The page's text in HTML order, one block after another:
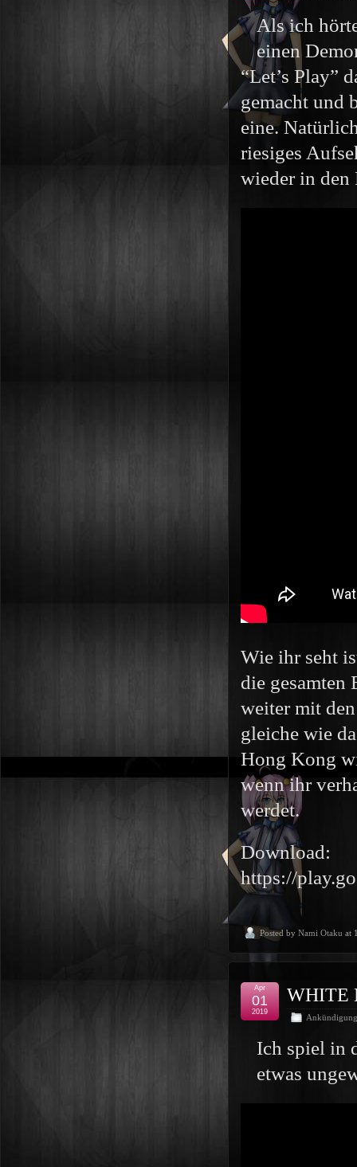
Als ich
einen
“Let’s Play”
gemacht und
eine.
riesiges
wieder in den
Wie ihr seht
die
weiter mit
gleiche wie
Hong Kong
wenn ihr
werdet.
Download:
https://
Posted by Nami Otaku at
WHITE
Apr
01
2019
Ich spiel in
etwas